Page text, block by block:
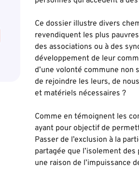
Ce dossier illustre divers
revendiquent les plus
des associations ou à des
développement de leur
d’une volonté commune non
de rejoindre les leurs, de
et matériels nécessaires ?
Comme en témoignent les
ayant pour objectif de
Passer de l’exclusion à la
partagée que l’isolement
une raison de l’impuissance